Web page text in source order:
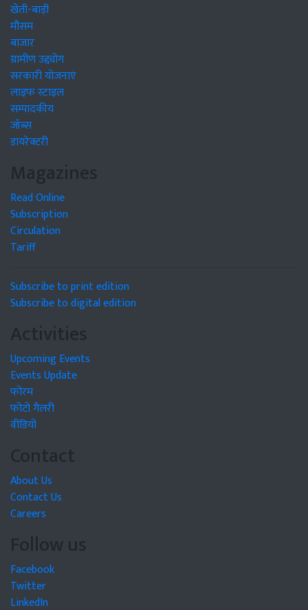
खेती-बाड़ी
मौसम
बाजार
ग्रामीण उद्द्योग
सरकारी योजनाएं
लाइफ स्टाइल
सम्पादकीय
जॉब्स
डायरेक्टरी
Magazines
Read Online
Subscription
Circulation
Tariff
Subscribe to print edition
Subscribe to digital edition
Activities
Upcoming Events
Events Update
फोरम
फोटो गैलरी
वीडियो
Contact
About Us
Contact Us
Careers
Follow us
Facebook
Twitter
LinkedIn